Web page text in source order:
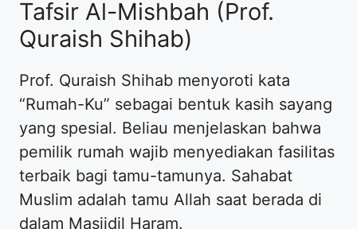
Tafsir Al-Mishbah (Prof.
Quraish Shihab)
Prof. Quraish Shihab menyoroti kata
“Rumah-Ku” sebagai bentuk kasih sayang
yang spesial. Beliau menjelaskan bahwa
pemilik rumah wajib menyediakan fasilitas
terbaik bagi tamu-tamunya. Sahabat
Muslim adalah tamu Allah saat berada di
dalam Masjidil Haram.